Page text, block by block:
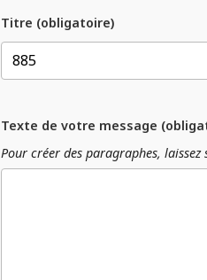
Titre (obligatoire)
Texte de votre message
Pour créer des paragraphes, laissez